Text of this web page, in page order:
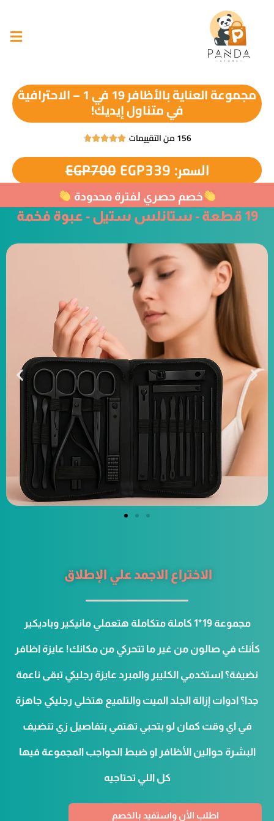
مجموعة العناية بالأظافر 19 في 1 – الاحترافية
في متناول إيديك!
156 من التقييمات 




السعر: EGP700 EGP339
خصم حصري لفترة محدودة
19 قطعة - ستانلس ستيل - عبوة فخمة
الاختراع الاجمد علي الإطلاق
مجموعة 19*1 كاملة متكاملة هتعملي مانيكير وباديكير
كأنك في صالون من غير ما تتحركي من مكانك! عايزة اظافر
نضيفة؟ استخدمي الكليبر والمبرد عايزة رجليكي تبقى ناعمة
جدا؟ ادوات إزالة الجلد الميت والتلميع هتخلي رجليكي جاهزة
في اي وقت كمان لو بتحبي تهتمي بتفاصيل زي تنضيف
البشرة حوالين الأظافر او ضبط الحواجب المجموعة فيها
كل اللي تحتاجيه
اطلب الأن واستفيد بالخصم